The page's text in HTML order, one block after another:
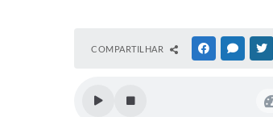
COMPARTILHAR FACEBOOK